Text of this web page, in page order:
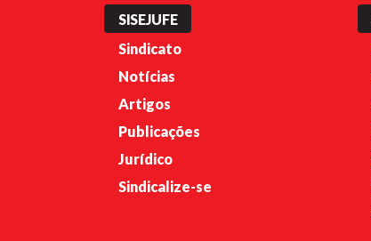
SISEJUFE
Sindicato
Notícias
Artigos
Publicações
Jurídico
Sindicalize-se